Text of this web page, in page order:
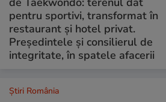
pentru sportivi, transformat în
restaurant și hotel privat.
Președintele și consilierul de
integritate, în spatele afacerii
Știri România